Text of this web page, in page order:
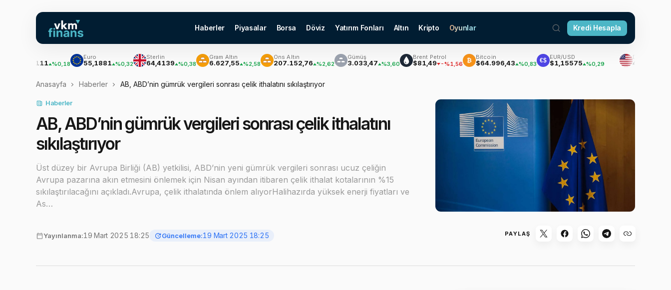
Haberler Piyasalar Borsa Döviz Yatırım Fonları Altın Kripto Oyunlar Kredi Hesapla
%0,18
Euro
55,1881 %0,32
Sterlin
64,4139 %0,38
Gram Altın
6.627,55 %2,58
Ons Altın
207.152,76 %2,62
Gümüş
3.033,47 %3,60
Brent Petrol
$81,49 -%1,56 ₿
Bitcoin
$64.996,43 %0,83 €$
EUR/USD
$1,15575 %0,29
Dolar
47,7111
Anasayfa Haberler AB, ABD’nin gümrük vergileri sonrası çelik ithalatını sıkılaştırıyor
Haberler
AB, ABD’nin gümrük vergileri sonrası çelik ithalatını
sıkılaştırıyor
Üst düzey bir Avrupa Birliği (AB) yetkilisi, ABD’nin yeni gümrük vergileri sonrası ucuz çeliğin
Avrupa pazarına akın etmesini önlemek için Nisan ayından itibaren çelik ithalat kotalarının %15
sıkılaştırılacağını açıkladı.Avrupa, çelik ithalatında önlem alıyorHalihazırda yüksek enerji fiyatları ve
As…
Yayınlanma:19 Mart 2025 18:25 Güncelleme:19 Mart 2025 18:25 PAYLAŞ